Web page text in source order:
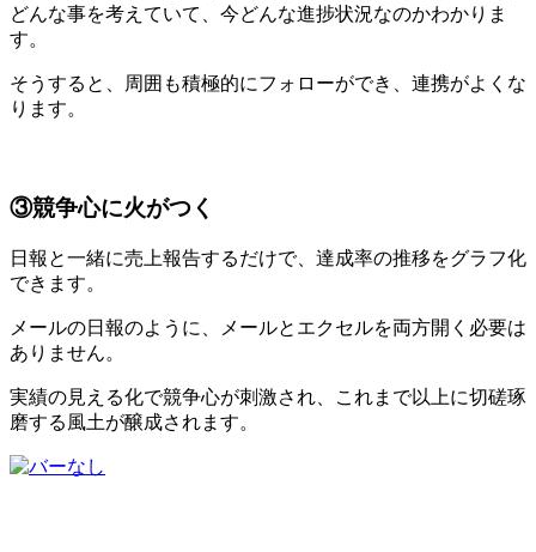
どんな事を考えていて、今どんな進捗状況なのかわかりま
す。
そうすると、周囲も積極的にフォローができ、連携がよくな
ります。
③競争心に火がつく
日報と一緒に売上報告するだけで、達成率の推移をグラフ化
できます。
メールの日報のように、メールとエクセルを両方開く必要は
ありません。
実績の見える化で競争心が刺激され、これまで以上に切磋琢
磨する風土が醸成されます。